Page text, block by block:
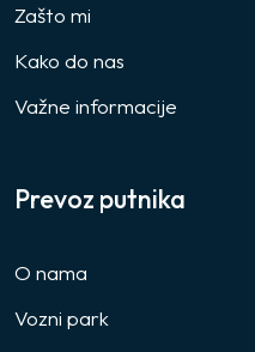
Zašto mi
Kako do nas
Važne informacije
Prevoz putnika
O nama
Vozni park